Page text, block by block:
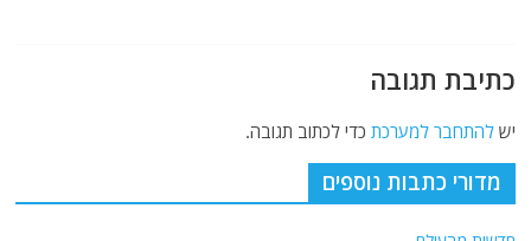
כתיבת תגובה
ישלהתחבר למערכת כדי לכתוב תגובה.
מדורי כתבות נוספים